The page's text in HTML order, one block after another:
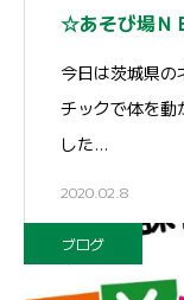
☆あそび場Ｎ
今日は茨城県の
チックで体を動
した…
2020.02.8
ブログ